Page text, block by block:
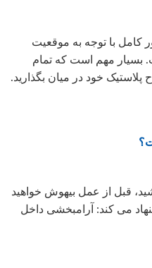
با توجه به موقعیت
بسیار مهم است که تمام
پلاستیک خود در میان بگذارید.
قبل از عمل بیهوش خواهید
می کند: آرامبخشی داخل